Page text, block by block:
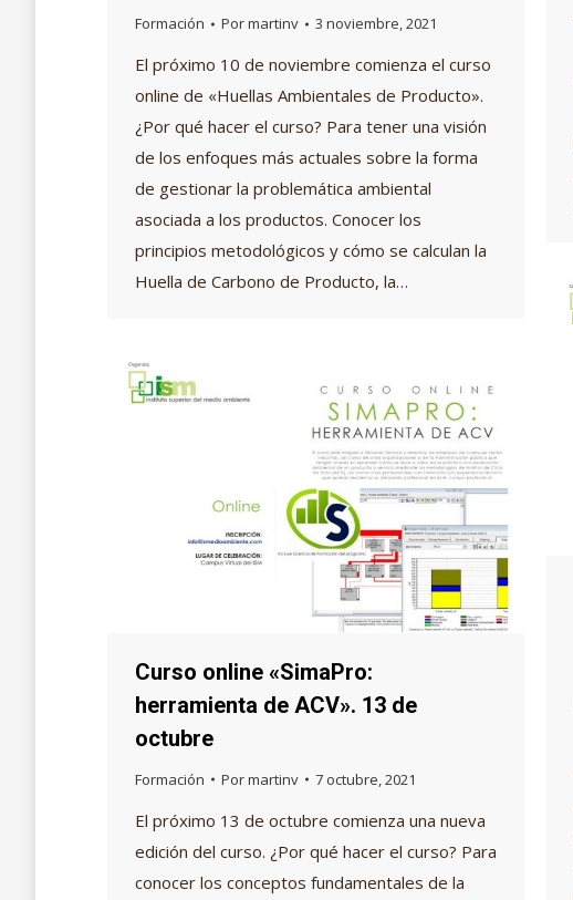
Formación Pormartinv 3 noviembre, 2021
El próximo 10 de noviembre comienza el curso
online de «Huellas Ambientales de Producto».
¿Por qué hacer el curso? Para tener una visión
de los enfoques más actuales sobre la forma
de gestionar la problemática ambiental
asociada a los productos. Conocer los
principios metodológicos y cómo se calculan la
Huella de Carbono de Producto, la…
Curso online «SimaPro:
herramienta de ACV». 13 de
octubre
Formación Pormartinv 7 octubre, 2021
El próximo 13 de octubre comienza una nueva
edición del curso. ¿Por qué hacer el curso? Para
conocer los conceptos fundamentales de la